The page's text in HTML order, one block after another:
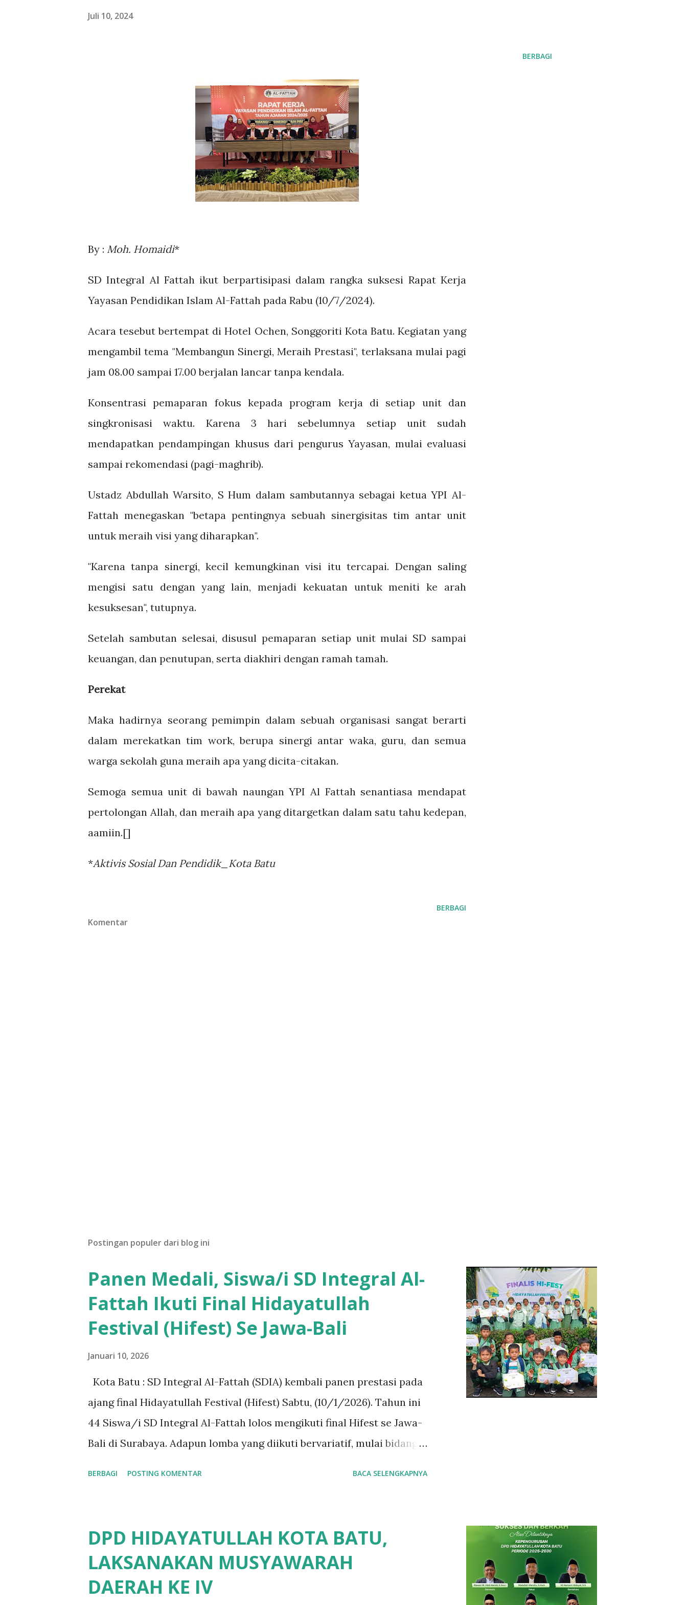
Juli 10, 2024
By : Moh. Homaidi*
SD Integral Al Fattah ikut berpartisipasi dalam rangka suksesi Rapat Kerja
Yayasan Pendidikan Islam Al-Fattah pada Rabu (10/7/2024).
Acara tesebut bertempat di Hotel Ochen, Songgoriti Kota Batu. Kegiatan yang
mengambil tema "Membangun Sinergi, Meraih Prestasi", terlaksana mulai pagi
jam 08.00 sampai 17.00 berjalan lancar tanpa kendala.
Konsentrasi pemaparan fokus kepada program kerja di setiap unit dan
singkronisasi waktu. Karena 3 hari sebelumnya setiap unit sudah
mendapatkan pendampingan khusus dari pengurus Yayasan, mulai evaluasi
sampai rekomendasi (pagi-maghrib).
Ustadz Abdullah Warsito, S Hum dalam sambutannya sebagai ketua YPI Al-
Fattah menegaskan "betapa pentingnya sebuah sinergisitas tim antar unit
untuk meraih visi yang diharapkan".
"Karena tanpa sinergi, kecil kemungkinan visi itu tercapai. Dengan saling
mengisi satu dengan yang lain, menjadi kekuatan untuk meniti ke arah
kesuksesan", tutupnya.
Setelah sambutan selesai, disusul pemaparan setiap unit mulai SD sampai
keuangan, dan penutupan, serta diakhiri dengan ramah tamah.
Perekat
Maka hadirnya seorang pemimpin dalam sebuah organisasi sangat berarti
dalam merekatkan tim work, berupa sinergi antar waka, guru, dan semua
warga sekolah guna meraih apa yang dicita-citakan.
Semoga semua unit di bawah naungan YPI Al Fattah senantiasa mendapat
pertolongan Allah, dan meraih apa yang ditargetkan dalam satu tahu kedepan,
aamiin.[]
*Aktivis Sosial Dan Pendidik_Kota Batu
BERBAGI
BERBAGI
Komentar
Postingan populer dari blog ini
Panen Medali, Siswa/i SD Integral Al-
Fattah Ikuti Final Hidayatullah
Festival (Hifest) Se Jawa-Bali
Januari 10, 2026
Kota Batu : SD Integral Al-Fattah (SDIA) kembali panen prestasi pada
ajang final Hidayatullah Festival (Hifest) Sabtu, (10/1/2026). Tahun ini
44 Siswa/i SD Integral Al-Fattah lolos mengikuti final Hifest se Jawa-
Bali di Surabaya. Adapun lomba yang diikuti bervariatif, mulai bidang
hasil, alhamdulillah atas izin Allah Siswa/i SDIA panen 25 medali dari
44 finalis, dengan rincian sebagai berikut : bidang Matematika peraih
Perunggu , Mauza Hafidz (Kelas 1), Attarayan (Kelas 1), Alfareezi Farzan
BERBAGI POSTING KOMENTAR BACA SELENGKAPNYA
DPD HIDAYATULLAH KOTA BATU,
LAKSANAKAN MUSYAWARAH
DAERAH KE IV